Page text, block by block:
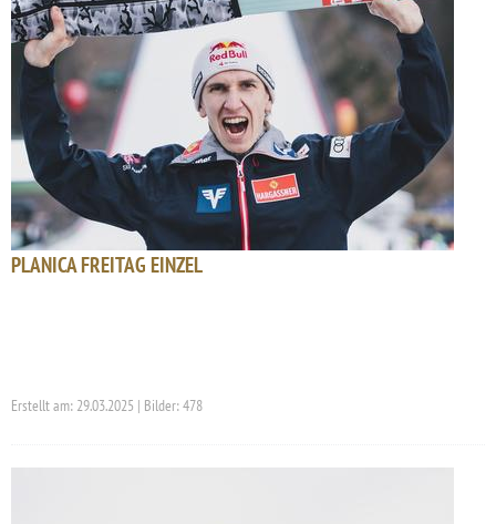
PLANICA FREITAG EINZEL
Erstellt am: 29.03.2025 | Bilder: 478